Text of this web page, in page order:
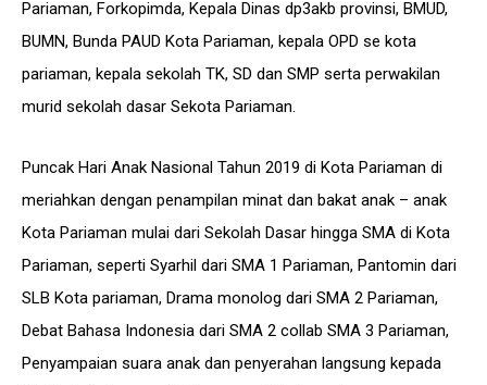
Pariaman, Forkopimda, Kepala Dinas dp3akb provinsi, BMUD,
BUMN, Bunda PAUD Kota Pariaman, kepala OPD se kota
pariaman, kepala sekolah TK, SD dan SMP serta perwakilan
murid sekolah dasar Sekota Pariaman.
Puncak Hari Anak Nasional Tahun 2019 di Kota Pariaman di
meriahkan dengan penampilan minat dan bakat anak – anak
Kota Pariaman mulai dari Sekolah Dasar hingga SMA di Kota
Pariaman, seperti Syarhil dari SMA 1 Pariaman, Pantomin dari
SLB Kota pariaman, Drama monolog dari SMA 2 Pariaman,
Debat Bahasa Indonesia dari SMA 2 collab SMA 3 Pariaman,
Penyampaian suara anak dan penyerahan langsung kepada